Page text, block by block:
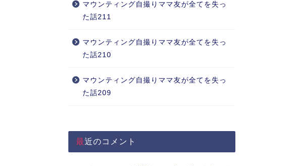
マウンティング自撮りママ友が全てを失っ
た話211
マウンティング自撮りママ友が全てを失っ
た話210
マウンティング自撮りママ友が全てを失っ
た話209
最近のコメント